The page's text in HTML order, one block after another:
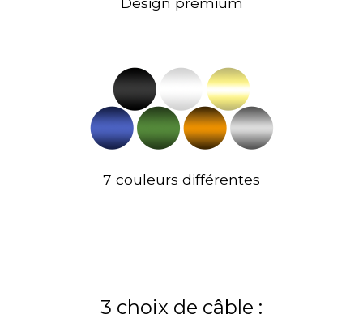
7 couleurs différentes
3 choix de câble :